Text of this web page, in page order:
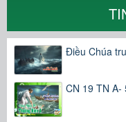
Điều Chúa
CN 19 TN A-